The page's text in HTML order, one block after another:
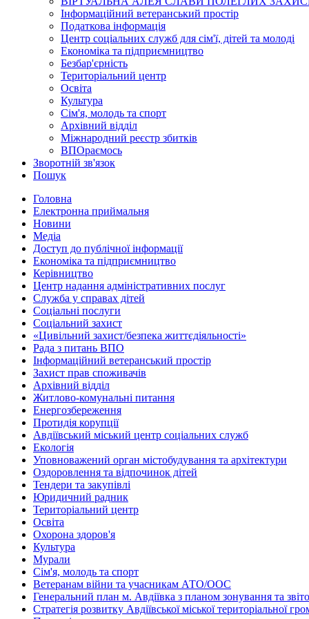
Інформаційний ветеранський простір
Податкова інформація
Центр соціальних служб для сім'ї, дітей та молоді
Економіка та підприємництво
Безбар'єрність
Територіальний центр
Освіта
Культура
Сім'я, молодь та спорт
Архівний відділ
Міжнародний реєстр збитків
ВПОраємось
Зворотній зв'язок
Пошук
Головна
Електронна приймальня
Новини
Медіа
Доступ до публічної інформації
Економіка та підприємництво
Керівництво
Центр надання адміністративних послуг
Служба у справах дітей
Соціальні послуги
Соціальний захист
«Цивільний захист/безпека життєдіяльності»
Рада з питань ВПО
Інформаційний ветеранський простір
Захист прав споживачів
Архівний відділ
Житлово-комунальні питання
Енергозбереження
Протидія корупції
Авдіївський міський центр соціальних служб
Екологія
Уповноважений орган містобудування та архітектури
Оздоровлення та відпочинок дітей
Тендери та закупівлі
Юридичний радник
Територіальний центр
Освіта
Охорона здоров'я
Культура
Мурали
Сім'я, молодь та спорт
Ветеранам війни та учасникам АТО/ООС
Генеральний план м. Авдіївка з планом зонування та
Стратегія розвитку Авдіївської міської територіальної